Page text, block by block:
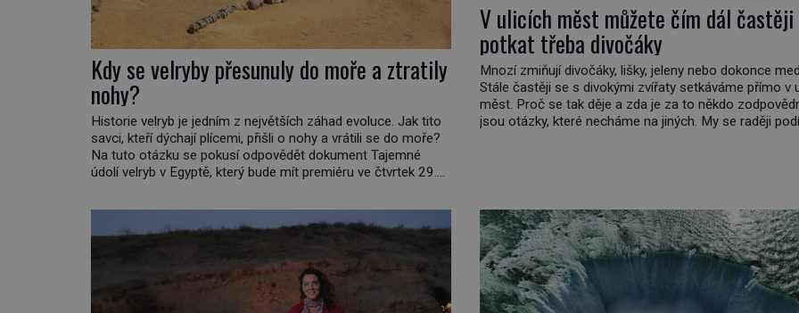
Kdy se velryby přesunuly do moře a ztratily
nohy?
Historie velryb je jedním z největších záhad evoluce. Jak tito
savci, kteří dýchají plícemi, přišli o nohy a vrátili se do moře?
Na tuto otázku se pokusí odpovědět dokument Tajemné
údolí velryb v Egyptě, který bude mít premiéru ve čtvrtek 29.
druhů dnes žijících velryb […]
V ulicích měst můžete čím dál častěji
potkat třeba divočáky
Mnozí zmiňují divočáky, lišky, jeleny nebo dokonce
Stále častěji se s divokými zvířaty setkáváme přímo v
měst. Proč se tak děje a zda je za to někdo
jsou otázky, které necháme na jiných. My se raději